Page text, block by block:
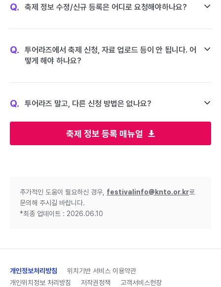
축제 정보 등록 매뉴얼
Q. 축제 정보 수정/신규 등록은 어디로 요청해야하나요?
Q.
투어라즈에서 축제 신청, 자료 업로드 등이 안 됩니다. 어
떻게 해야 하나요?
Q. 투어라즈 말고, 다른 신청 방법은 없나요?
추가적인 도움이 필요하신 경우, festivalinfo@knto.or.kr로
문의해 주시길 바랍니다.
*최종 업데이트 : 2026.06.10
개인정보처리방침
위치기반 서비스 이용약관
개인위치정보 처리방침
저작권정책 고객서비스헌장